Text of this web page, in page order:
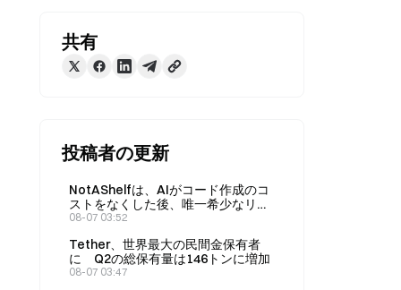
共有
投稿者の更新
NotAShelfは、AIがコード作成のコ
ストをなくした後、唯一希少なリソ
ースは「センス」だと主張してい
08-07 03:52
Tether、世界最大の民間金保有者
に Q2の総保有量は146トンに増加
08-07 03:47